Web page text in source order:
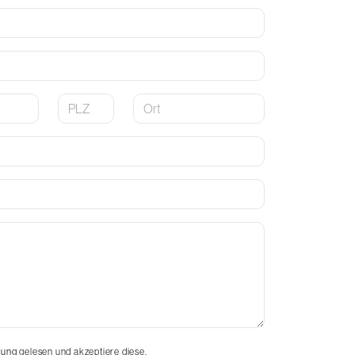
Postleitzahl Ort
gelesen und akzeptiere diese.